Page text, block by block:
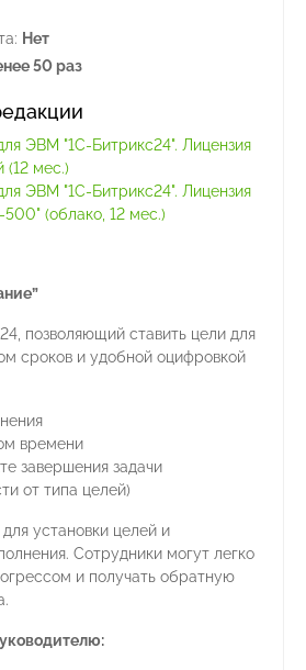
Нет
50 раз
ЭВМ "1С-Битрикс24". Лицензия
(12 мес.)
ЭВМ "1С-Битрикс24". Лицензия
500" (облако, 12 мес.)
позволяющий ставить цели для
сроков и удобной оцифровкой
времени
завершения задачи
от типа целей)
установки целей и
Сотрудники могут легко
и получать обратную
уководителю: